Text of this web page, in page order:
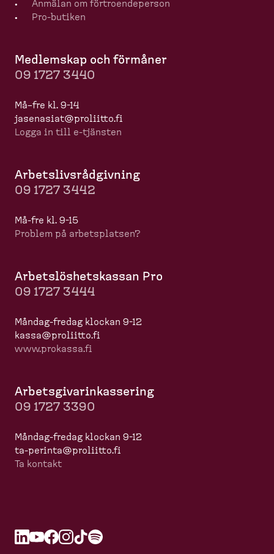
Anmälan om förtro­en­de­person
Pro-​butiken
Medlemskap och förmåner
09 1727 3440
Må–fre kl. 9-14
jasenasiat@proliitto.fi
Logga in till e-​tjänsten
Arbets­livs­råd­givning
09 1727 3442
Må-​fre kl. 9-15
Problem på arbets­platsen?
Arbets­lös­hets­kassan Pro
09 1727 3444
Måndag-​fredag klockan 9-12
kassa@proliitto.fi
www.prokassa.fi
Arbets­gi­va­rin­kas­sering
09 1727 3390
Måndag-​fredag klockan 9-12
ta-​perinta@proliitto.fi
Ta kontakt
LÖ
Y
Ö
F
Ö
IÖ
T
Ö